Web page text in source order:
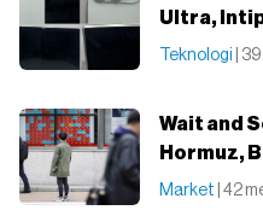
Ultra,
Teknologi |
Wait and
Hormuz,
Market | 42